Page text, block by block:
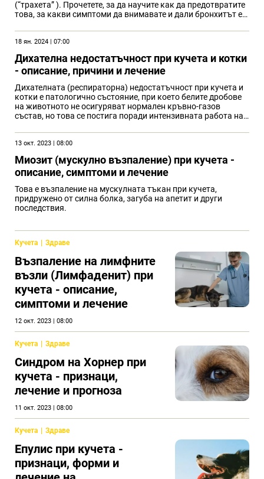
(“трахета” ). Прочетете, за да научите как да предотвратите
това, за какви симптоми да внимавате и дали бронхитът е
18 ян. 2024 | 07:00
Дихателна недостатъчност при кучета и котки
- описание, причини и лечение
Дихателната (респираторна) недостатъчност при кучета и
котки е патологично състояние, при което белите дробове
на животното не осигуряват нормален кръвно-газов
състав, но това се постига поради интензивната работа на
функционалните характеристики на тялото.
13 окт. 2023 | 08:00
Миозит (мускулно възпаление) при кучета -
описание, симптоми и лечение
Това е възпаление на мускулната тъкан при кучета,
придружено от силна болка, загуба на апетит и други
последствия.
Кучета Здраве
Възпаление на лимфните
възли (Лимфаденит) при
кучета - описание,
симптоми и лечение
12 окт. 2023 | 08:00
Кучета Здраве
Синдром на Хорнер при
кучета - признаци,
лечение и прогноза
11 окт. 2023 | 08:00
Кучета Здраве
Епулис при кучета -
признаци, форми и